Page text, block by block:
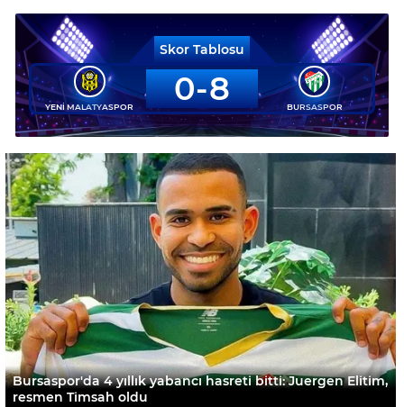
Skor Tablosu
YENİ MALATYASPOR 0 8 BURSASPOR
Bursaspor'da 4 yıllık yabancı hasreti bitti: Juergen Elitim,
resmen Timsah oldu